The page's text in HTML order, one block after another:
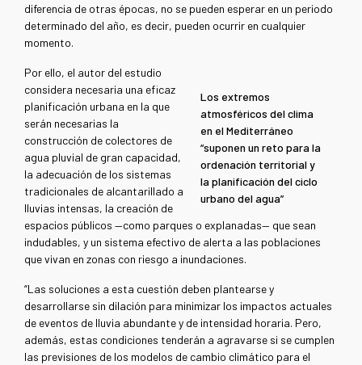
diferencia de otras épocas, no se pueden esperar en un periodo
determinado del año, es decir, pueden ocurrir en cualquier
momento.
Los extremos
atmosféricos del clima
en el Mediterráneo
“suponen un reto para la
ordenación territorial y
la planificación del ciclo
urbano del agua”
Por ello, el autor del estudio
considera necesaria una eficaz
planificación urbana en la que
serán necesarias la
construcción de colectores de
agua pluvial de gran capacidad,
la adecuación de los sistemas
tradicionales de alcantarillado a
lluvias intensas, la creación de
espacios públicos —como parques o explanadas— que sean
indudables, y un sistema efectivo de alerta a las poblaciones
que vivan en zonas con riesgo a inundaciones.
“Las soluciones a esta cuestión deben plantearse y
desarrollarse sin dilación para minimizar los impactos actuales
de eventos de lluvia abundante y de intensidad horaria. Pero,
además, estas condiciones tenderán a agravarse si se cumplen
las previsiones de los modelos de cambio climático para el